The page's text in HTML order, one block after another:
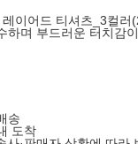
이어드 티셔츠_3컬러
하며 부드러운 터치감
송
도착